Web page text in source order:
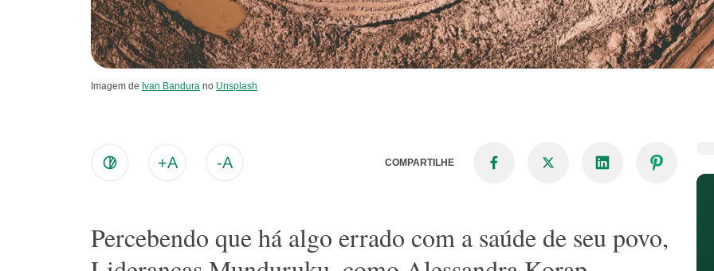
Imagem de Ivan Bandura no Unsplash
+A -A COMPARTILHE
Percebendo que há algo errado com a saúde de seu povo,